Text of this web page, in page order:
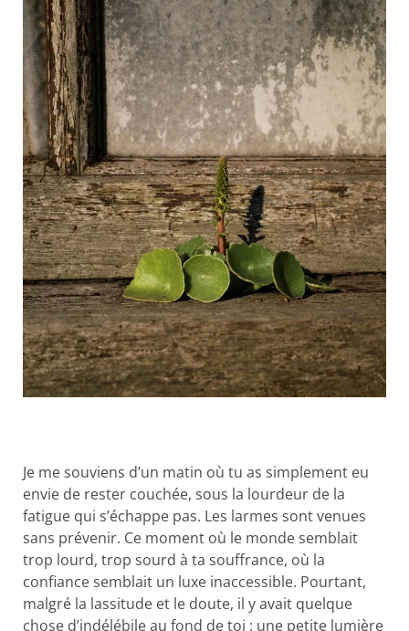
Je me souviens d’un matin où tu as simplement eu
envie de rester couchée, sous la lourdeur de la
fatigue qui s’échappe pas. Les larmes sont venues
sans prévenir. Ce moment où le monde semblait
trop lourd, trop sourd à ta souffrance, où la
confiance semblait un luxe inaccessible. Pourtant,
malgré la lassitude et le doute, il y avait quelque
chose d’indélébile au fond de toi : une petite lumière